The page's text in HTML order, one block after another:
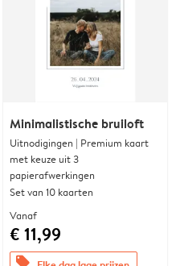
Minimalistische bruiloft
Uitnodigingen | Premium kaart
met keuze uit 3
papierafwerkingen
Set van 10 kaarten
Vanaf
€ 11,99
offers